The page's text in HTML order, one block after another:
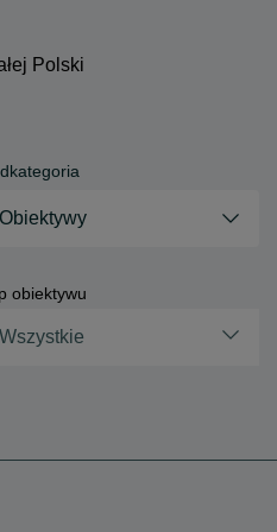
Polski
Obiektywy
obiektywu
Wszystkie